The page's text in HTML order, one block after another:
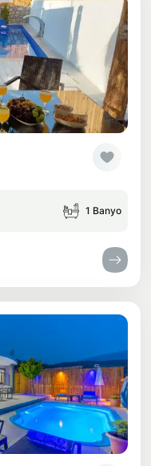
1 Banyo